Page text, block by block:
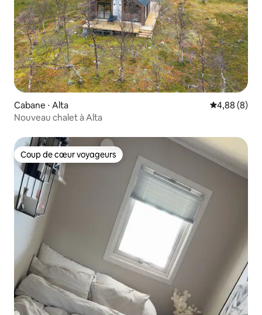
Cabane ⋅ Alta Évaluation
4,88 (8)
Nouveau chalet à Alta
Coup de cœur voyageurs
Coup de cœur voyageurs